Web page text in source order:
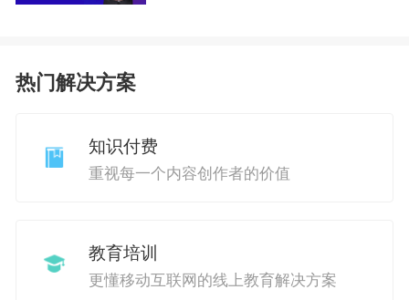
热门解决方案
知识付费
重视每一个内容创作者的价值
教育培训
更懂移动互联网的线上教育解决方案